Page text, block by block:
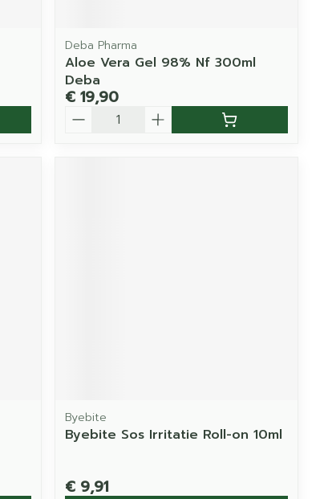
Deba Pharma
Aloe Vera Gel 98% Nf 300ml
Deba
€ 19,90
Byebite
Byebite Sos Irritatie Roll-on 10ml
€ 9,91